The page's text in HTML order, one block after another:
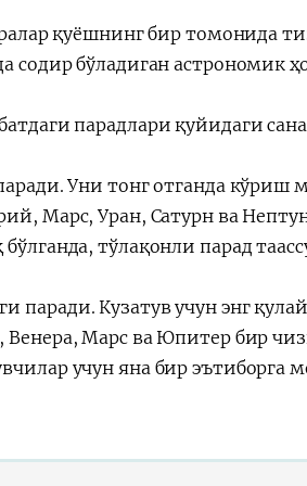
қуёшнинг бир томонида
бўладиган астрономик
парадлари қуйидаги
паради. Уни тонг отганда
Марс, Уран, Сатурн ва
тўлақонли парад
паради. Кузатув учун энг
Марс ва Юпитер бир
учун яна бир эътиборга